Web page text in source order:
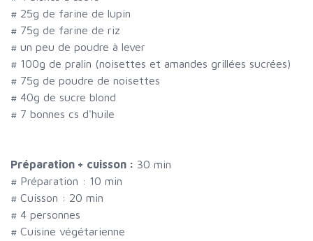
# 25g de farine de lupin
# 75g de farine de riz
# un peu de poudre à lever
# 100g de pralin (noisettes et amandes grillées sucrées)
# 75g de poudre de noisettes
# 40g de sucre blond
# 7 bonnes cs d'huile
Préparation + cuisson : 30 min
# Préparation : 10 min
# Cuisson : 20 min
# 4 personnes
# Cuisine végétarienne